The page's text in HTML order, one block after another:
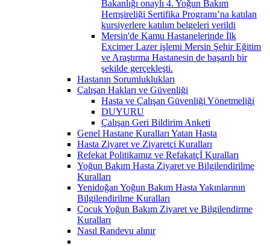
Bakanlığı onaylı 4. Yoğun Bakım
Hemşireliği Sertifika Programı’na katılan
kursiyerlere katılım belgeleri verildi
Mersin'de Kamu Hastanelerinde İlk
Excimer Lazer işlemi Mersin Şehir Eğitim
ve Araştırma Hastanesin de başarılı bir
şekilde gerçekleşti.
Hastanın Sorumluklukları
Çalışan Hakları ve Güvenliği
Hasta ve Çalışan Güvenliği Yönetmeliği
DUYURU
Çalışan Geri Bildirim Anketi
Genel Hastane Kuralları Yatan Hasta
Hasta Ziyaret ve Ziyaretçi Kuralları
Refekat Politikamız ve Refakatçİ Kuralları
Yoğun Bakım Hasta Ziyaret ve Bilgilendirilme
Kuralları
Yenidoğan Yoğun Bakım Hasta Yakınlarının
Bilgilendirilme Kuralları
Çocuk Yoğun Bakım Ziyaret ve Bilgilendirme
Kuralları
Nasıl Randevu alınır